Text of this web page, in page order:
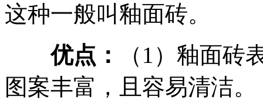
这种一般叫釉面砖。
优点：
（1）釉面
图案丰富，且容易清洁